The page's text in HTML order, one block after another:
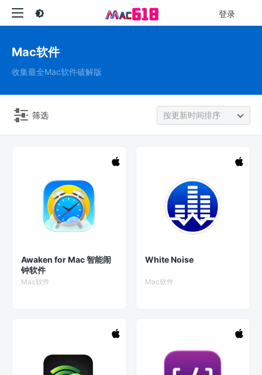
登录
Mac软件
收集最全Mac软件破解版
筛选 按更新时间排序
Awaken for Mac 智能闹
钟软件
Mac软件
White Noise
Mac软件